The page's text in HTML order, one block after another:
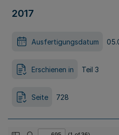
2017
Ausfertigungsdatum
Erschienen in Teil 3
Seite 728